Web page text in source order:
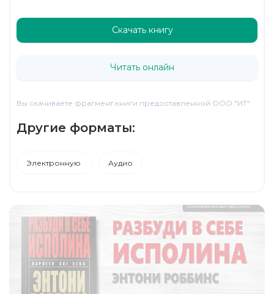
Скачать книгу
Читать онлайн
Вы скачиваете фрагмент книги предоставленной ООО "ИТ"
Другие форматы:
Электронную Аудио